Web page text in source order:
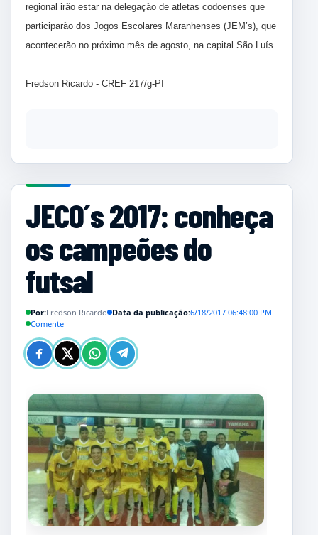
regional irão estar na delegação de atletas codoenses que
participarão dos Jogos Escolares Maranhenses (JEM’s), que
acontecerão no próximo mês de agosto, na capital São Luís.
Fredson Ricardo - CREF 217/g-PI
JECO´s 2017: conheça
os campeões do
futsal
Por:Fredson Ricardo Data da publicação:6/18/2017 06:48:00 PM
Comente